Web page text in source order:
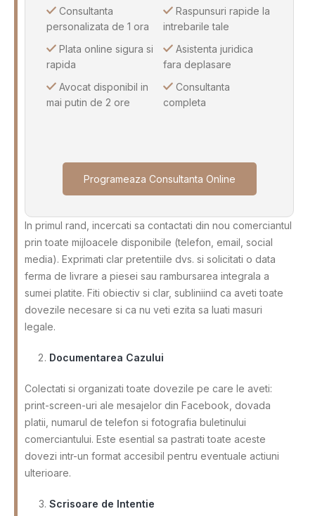
Consultanta
personalizata de 1 ora
Plata online sigura si
rapida
Avocat disponibil in
mai putin de 2 ore
Raspunsuri rapide la
intrebarile tale
Asistenta juridica
fara deplasare
Consultanta
completa
Programeaza Consultanta Online
In primul rand, incercati sa contactati din nou comerciantul
prin toate mijloacele disponibile (telefon, email, social
media). Exprimati clar pretentiile dvs. si solicitati o data
ferma de livrare a piesei sau rambursarea integrala a
sumei platite. Fiti obiectiv si clar, subliniind ca aveti toate
dovezile necesare si ca nu veti ezita sa luati masuri
legale.
Documentarea Cazului
Colectati si organizati toate dovezile pe care le aveti:
print-screen-uri ale mesajelor din Facebook, dovada
platii, numarul de telefon si fotografia buletinului
comerciantului. Este esential sa pastrati toate aceste
dovezi intr-un format accesibil pentru eventuale actiuni
ulterioare.
Scrisoare de Intentie